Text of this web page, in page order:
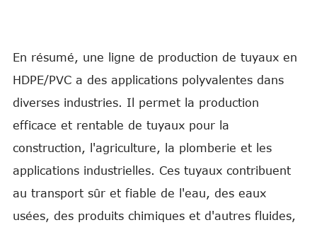
En résumé, une ligne de production de tuyaux en
HDPE/PVC a des applications polyvalentes dans
diverses industries. Il permet la production
efficace et rentable de tuyaux pour la
construction, l'agriculture, la plomberie et les
applications industrielles. Ces tuyaux contribuent
au transport sûr et fiable de l'eau, des eaux
usées, des produits chimiques et d'autres fluides,